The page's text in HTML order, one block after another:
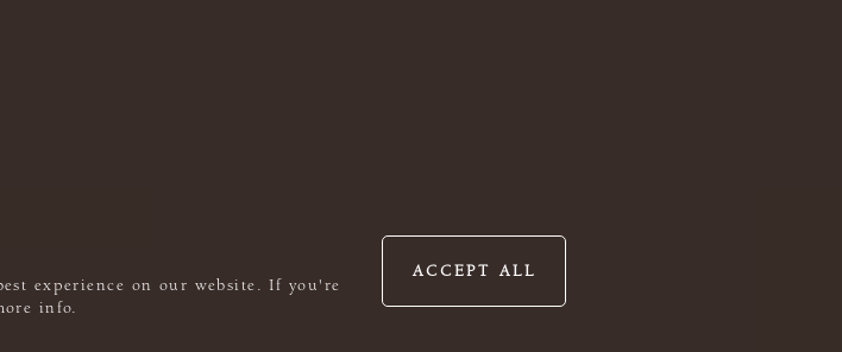
experience on our website. If you're
info.
ACCEPT ALL